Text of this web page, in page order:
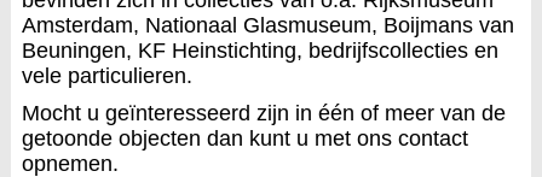
Amsterdam, Nationaal Glasmuseum, Boijmans van
Beuningen, KF Heinstichting, bedrijfscollecties en
vele particulieren.
Mocht u geïnteresseerd zijn in één of meer van de
getoonde objecten dan kunt u met ons contact
opnemen.